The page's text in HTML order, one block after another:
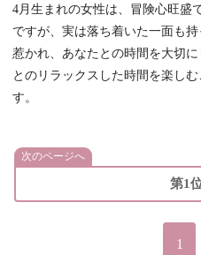
4月生まれの女性は、冒険心旺盛
ですが、実は落ち着いた一面も
惹かれ、あなたとの時間を大切
とのリラックスした時間を楽し
す。
次のページへ
第1
1